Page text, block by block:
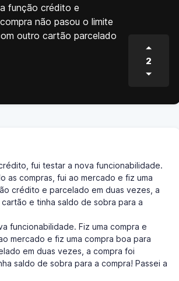
função crédito e
não pasou o limite
outro cartão parcelado
2
fui testar a nova funcionabilidade.
as compras, fui ao mercado e fiz uma
crédito e parcelado em duas vezes, a
e tinha saldo de sobra para a
funcionabilidade. Fiz uma compra e
mercado e fiz uma compra boa para
em duas vezes, a compra foi
saldo de sobra para a compra! Passei a